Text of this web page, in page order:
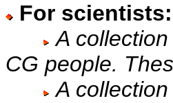
For scientists:
A
CG people.
A